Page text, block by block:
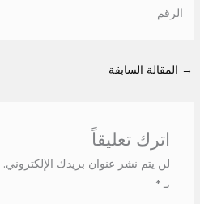
الرقم
→ المقالة السابقة
اترك تعليقاً
لن يتم نشر عنوان بريدك الإلكتروني.
بـ *